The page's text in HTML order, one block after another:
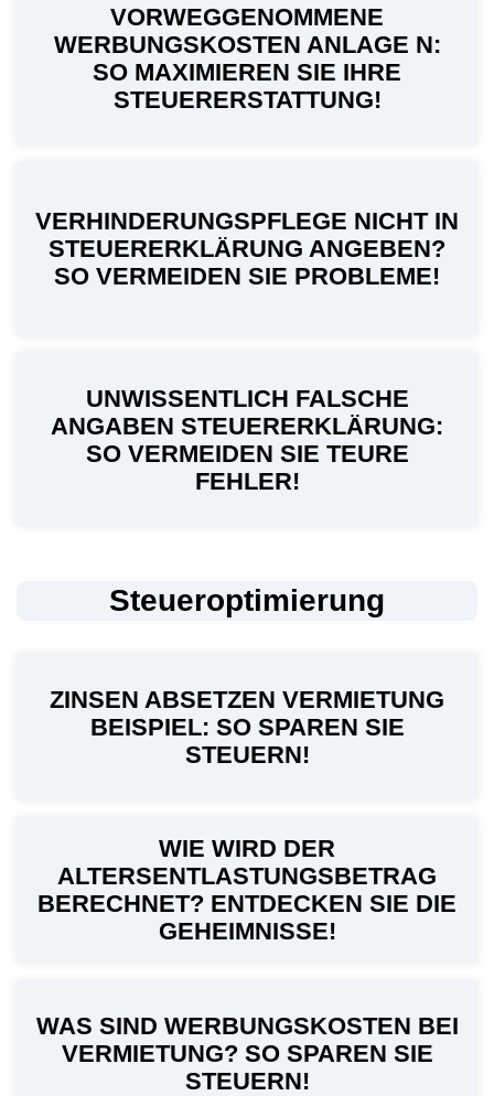
VORWEGGENOMMENE
WERBUNGSKOSTEN ANLAGE N:
SO MAXIMIEREN SIE IHRE
STEUERERSTATTUNG!
VERHINDERUNGSPFLEGE NICHT IN
STEUERERKLÄRUNG ANGEBEN?
SO VERMEIDEN SIE PROBLEME!
UNWISSENTLICH FALSCHE
ANGABEN STEUERERKLÄRUNG:
SO VERMEIDEN SIE TEURE
FEHLER!
Steueroptimierung
ZINSEN ABSETZEN VERMIETUNG
BEISPIEL: SO SPAREN SIE
STEUERN!
WIE WIRD DER
ALTERSENTLASTUNGSBETRAG
BERECHNET? ENTDECKEN SIE DIE
GEHEIMNISSE!
WAS SIND WERBUNGSKOSTEN BEI
VERMIETUNG? SO SPAREN SIE
STEUERN!